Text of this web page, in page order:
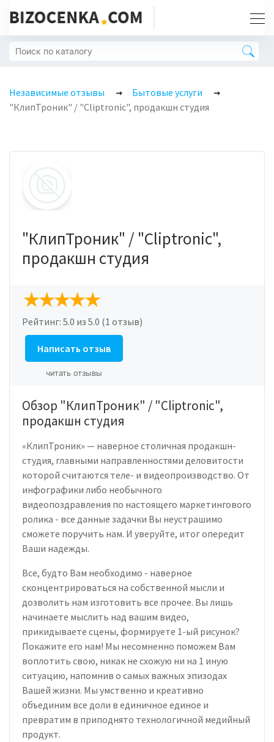
Независимые отзывы
Бытовые услуги
"КлипТроник" / "Cliptronic", продакшн студия
"КлипТроник" / "Cliptronic",
продакшн студия
Рейтинг: 5.0 из 5.0 (1 отзыв)
Написать отзыв
читать отзывы
Обзор "КлипТроник" / "Cliptronic",
продакшн студия
«КлипТроник» — наверное столичная продакшн-
студия, главными направленностями деловитости
которой считаются теле- и видеопроизводство. От
инфографики либо необычного
видеопоздравления по настоящего маркетингового
ролика - все данные задачки Вы неустрашимо
сможете поручить нам. И уверуйте, итог опередит
Ваши надежды.
Все, будто Вам необходимо - наверное
сконцентрироваться на собственной мысли и
дозволить нам изготовить все прочее. Вы лишь
начинаете мыслить над вашим видео,
прикидываете сцены, формируете 1-ый рисунок?
Покажите его нам! Мы несомненно поможем Вам
воплотить свою, никак не схожую ни на 1 иную
ситуацию, напомнив о самых важных эпизодах
Вашей жизни. Мы умственно и креативно
объединим все доли в единичное единое и
превратим в приподнято технологичной медийный
продукт.